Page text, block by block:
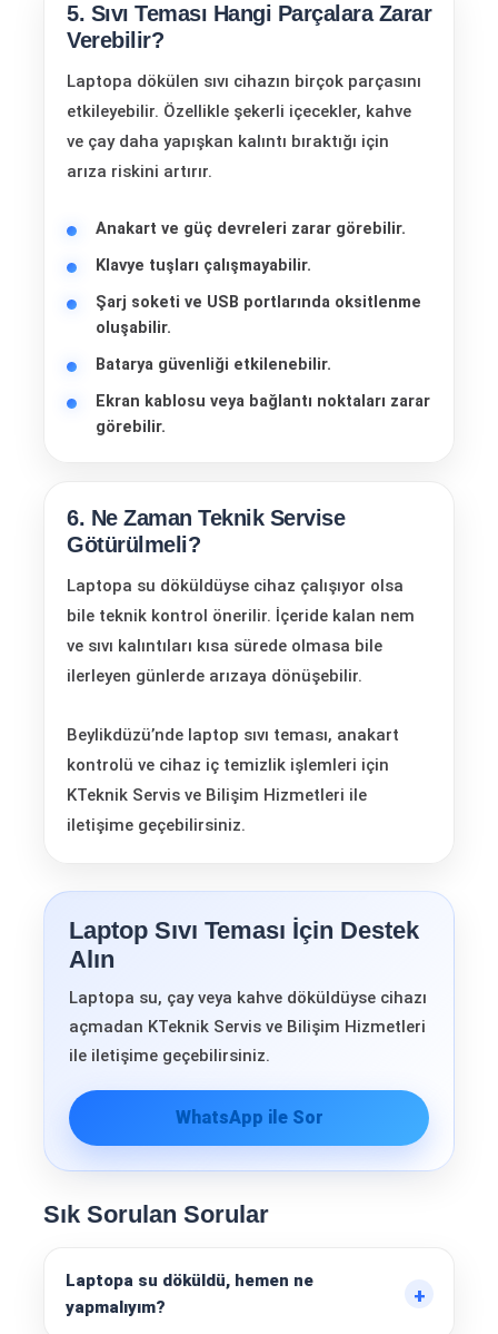
5. Sıvı Teması Hangi Parçalara Zarar
Verebilir?
Laptopa dökülen sıvı cihazın birçok parçasını
etkileyebilir. Özellikle şekerli içecekler, kahve
ve çay daha yapışkan kalıntı bıraktığı için
arıza riskini artırır.
Anakart ve güç devreleri zarar görebilir.
Klavye tuşları çalışmayabilir.
Şarj soketi ve USB portlarında oksitlenme
oluşabilir.
Batarya güvenliği etkilenebilir.
Ekran kablosu veya bağlantı noktaları zarar
görebilir.
6. Ne Zaman Teknik Servise
Götürülmeli?
Laptopa su döküldüyse cihaz çalışıyor olsa
bile teknik kontrol önerilir. İçeride kalan nem
ve sıvı kalıntıları kısa sürede olmasa bile
ilerleyen günlerde arızaya dönüşebilir.
Beylikdüzü’nde laptop sıvı teması, anakart
kontrolü ve cihaz iç temizlik işlemleri için
KTeknik Servis ve Bilişim Hizmetleri ile
iletişime geçebilirsiniz.
Laptop Sıvı Teması İçin Destek
Alın
Laptopa su, çay veya kahve döküldüyse cihazı
açmadan KTeknik Servis ve Bilişim Hizmetleri
ile iletişime geçebilirsiniz.
WhatsApp ile Sor
Sık Sorulan Sorular
Laptopa su döküldü, hemen ne
yapmalıyım?